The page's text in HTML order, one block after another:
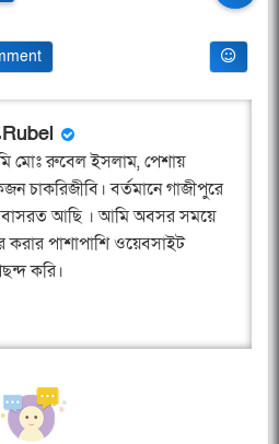
মোঃ রুবেল ইসলাম, পেশায়
চাকরিজীবি। বর্তমানে গাজীপুরে
আছি । আমি অবসর সময়ে
করার পাশাপাশি ওয়েবসাইট
করি।